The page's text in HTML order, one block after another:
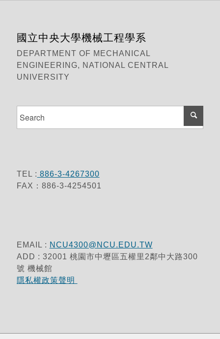
國立中央大學機械工程學系
DEPARTMENT OF MECHANICAL
ENGINEERING, NATIONAL CENTRAL
UNIVERSITY
TEL : 886-3-4267300
FAX：886-3-4254501
EMAIL : NCU4300@NCU.EDU.TW
ADD : 32001 桃園市中壢區五權里2鄰中大路300
號 機械館
隱私權政策聲明